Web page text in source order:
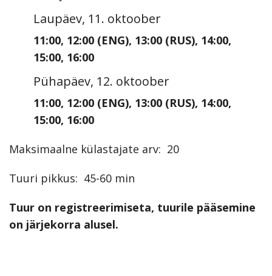
Laupäev, 11. oktoober
11:00, 12:00 (ENG), 13:00 (RUS), 14:00,
15:00, 16:00
Pühapäev, 12. oktoober
11:00, 12:00 (ENG), 13:00 (RUS), 14:00,
15:00, 16:00
Maksimaalne külastajate arv: 20
Tuuri pikkus: 45-60 min
Tuur on registreerimiseta, tuurile pääsemine
on järjekorra alusel.